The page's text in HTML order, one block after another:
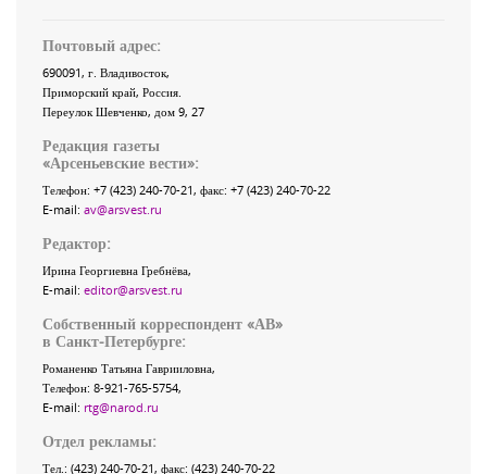
Почтовый адрес:
690091, г. Владивосток,
Приморский край, Россия
Переулок Шевченко, дом 9, 27
Редакция газеты
«Арсеньевские вести»:
Телефон: +7 (423) 240-70-21, факс: +7 (423) 240-70-22
E-mail: av@arsvest.ru
Редактор:
Ирина Георгиевна Гребнёва,
E-mail: editor@arsvest.ru
Собственный корреспондент «АВ»
в Санкт-Петербурге:
Романенко Татьяна Гаврииловна,
Телефон: 8-921-765-5754,
E-mail: rtg@narod.ru
Отдел рекламы:
Тел.: (423) 240-70-21, факс: (423) 240-70-22